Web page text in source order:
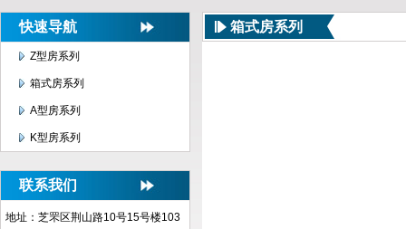
快速导航
Z型房系列
箱式房系列
A型房系列
K型房系列
联系我们
地址：芝罘区荆山路10号15号楼103
箱式房系列